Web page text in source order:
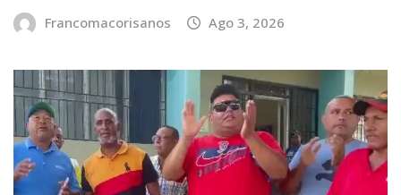
Francomacorisanos Ago 3, 2026